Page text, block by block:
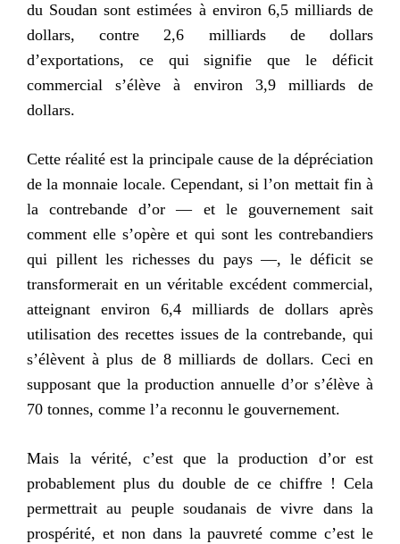
du Soudan sont estimées à environ 6,5 milliards de
dollars, contre 2,6 milliards de dollars
d’exportations, ce qui signifie que le déficit
commercial s’élève à environ 3,9 milliards de
dollars.
Cette réalité est la principale cause de la dépréciation
de la monnaie locale. Cependant, si l’on mettait fin à
la contrebande d’or — et le gouvernement sait
comment elle s’opère et qui sont les contrebandiers
qui pillent les richesses du pays —, le déficit se
transformerait en un véritable excédent commercial,
atteignant environ 6,4 milliards de dollars après
utilisation des recettes issues de la contrebande, qui
s’élèvent à plus de 8 milliards de dollars. Ceci en
supposant que la production annuelle d’or s’élève à
70 tonnes, comme l’a reconnu le gouvernement.
Mais la vérité, c’est que la production d’or est
probablement plus du double de ce chiffre ! Cela
permettrait au peuple soudanais de vivre dans la
prospérité, et non dans la pauvreté comme c’est le